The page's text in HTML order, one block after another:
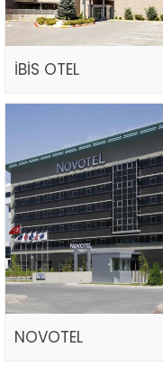
İBİS OTEL
NOVOTEL